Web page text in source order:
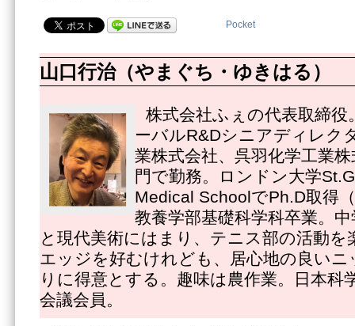
Pocket
山口行治（やまぐち・ゆきはる）
株式会社ふぇの代表取締
ーバルR&Dシニアディレク
業株式会社、呉羽化学工業
門で勤務。ロンドン大学
Medical SchoolでPh.D取得
教養学部基礎科学科卒業。
と現代美術にはまり、テニス部の活動を
エッジを好むけれども、居心地の良い
りに得意とする。趣味は農作業。日本科
会議会員。